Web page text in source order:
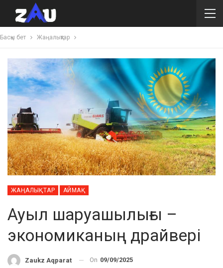
Басқы бет Жаңалықтар
ЖАҢАЛЫҚТАР АЙМАҚ
Ауыл шаруашылығы –
экономиканың драйвері
Zaukz Aqparat On 09/09/2025